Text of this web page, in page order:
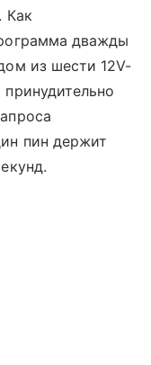
Как
дважды
из шести 12V-
пин держит